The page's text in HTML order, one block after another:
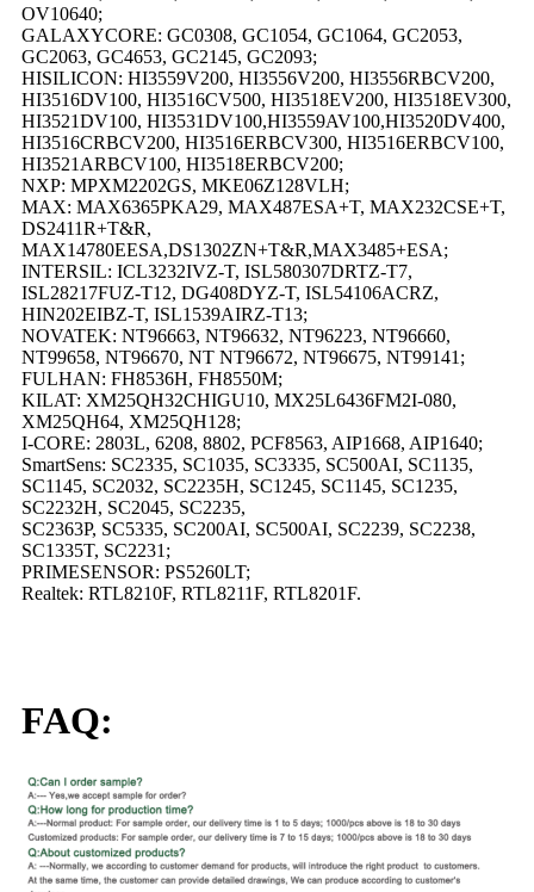
OV10640;
GALAXYCORE: GC0308, GC1054, GC1064, GC2053,
GC2063, GC4653, GC2145, GC2093;
HISILICON: HI3559V200, HI3556V200, HI3556RBCV200,
HI3516DV100, HI3516CV500, HI3518EV200, HI3518EV300,
HI3521DV100, HI3531DV100,HI3559AV100,HI3520DV400,
HI3516CRBCV200, HI3516ERBCV300, HI3516ERBCV100,
HI3521ARBCV100, HI3518ERBCV200;
NXP: MPXM2202GS, MKE06Z128VLH;
MAX: MAX6365PKA29, MAX487ESA+T, MAX232CSE+T,
DS2411R+T&R,
MAX14780EESA,DS1302ZN+T&R,MAX3485+ESA;
INTERSIL: ICL3232IVZ-T, ISL580307DRTZ-T7,
ISL28217FUZ-T12, DG408DYZ-T, ISL54106ACRZ,
HIN202EIBZ-T, ISL1539AIRZ-T13;
NOVATEK: NT96663, NT96632, NT96223, NT96660,
NT99658, NT96670, NT NT96672, NT96675, NT99141;
FULHAN: FH8536H, FH8550M;
KILAT: XM25QH32CHIGU10, MX25L6436FM2I-080,
XM25QH64, XM25QH128;
I-CORE: 2803L, 6208, 8802, PCF8563, AIP1668, AIP1640;
SmartSens: SC2335, SC1035, SC3335, SC500AI, SC1135,
SC1145, SC2032, SC2235H, SC1245, SC1145, SC1235,
SC2232H, SC2045, SC2235,
SC2363P, SC5335, SC200AI, SC500AI, SC2239, SC2238,
SC1335T, SC2231;
PRIMESENSOR: PS5260LT;
Realtek: RTL8210F, RTL8211F, RTL8201F.
FAQ: